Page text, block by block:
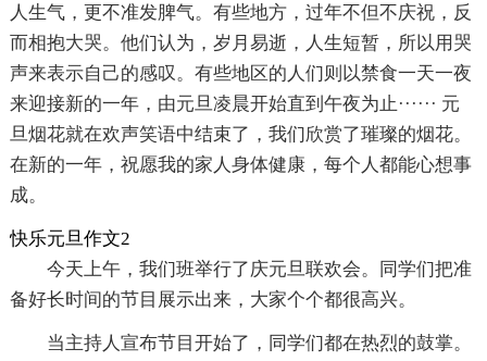
人生气，更不准发脾气。有些地方，过年不但不庆祝，反
而相抱大哭。他们认为，岁月易逝，人生短暂，所以用哭
声来表示自己的感叹。有些地区的人们则以禁食一天一夜
来迎接新的一年，由元旦凌晨开始直到午夜为止······ 元
旦烟花就在欢声笑语中结束了，我们欣赏了璀璨的烟花。
在新的一年，祝愿我的家人身体健康，每个人都能心想事
成。
快乐元旦作文2
今天上午，我们班举行了庆元旦联欢会。同学们把准
备好长时间的节目展示出来，大家个个都很高兴。
当主持人宣布节目开始了，同学们都在热烈的鼓掌。